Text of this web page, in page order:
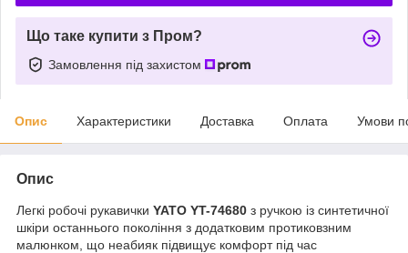
Що таке купити з Пром?
Замовлення під захистом
Опис Характеристики Доставка Оплата Умови
Опис
Легкі робочі рукавички YATO YT-74680 з ручкою із синтетичної
шкіри останнього покоління з додатковим протиковзним
малюнком, що неабияк підвищує комфорт під час